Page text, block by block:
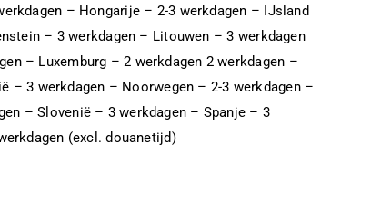
– Hongarije – 2-3 werkdagen – IJsland
– 3 werkdagen – Litouwen – 3 werkdagen
– Luxemburg – 2 werkdagen 2 werkdagen –
– 3 werkdagen – Noorwegen – 2-3 werkdagen –
– Slovenië – 3 werkdagen – Spanje – 3
(excl. douanetijd)